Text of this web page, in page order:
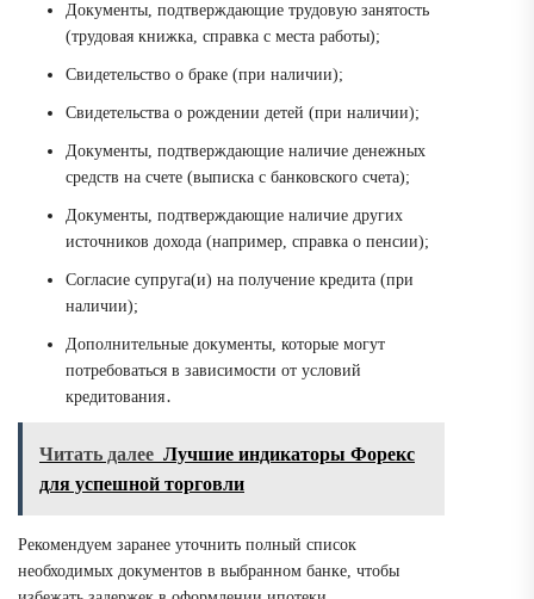
Документы, подтверждающие трудовую занятость
(трудовая книжка, справка с места работы);
Свидетельство о браке (при наличии);
Свидетельства о рождении детей (при наличии);
Документы, подтверждающие наличие денежных
средств на счете (выписка с банковского счета);
Документы, подтверждающие наличие других
источников дохода (например, справка о пенсии);
Согласие супруга(и) на получение кредита (при
наличии);
Дополнительные документы, которые могут
потребоваться в зависимости от условий
кредитования․
Читать далее Лучшие индикаторы Форекс
для успешной торговли
Рекомендуем заранее уточнить полный список
необходимых документов в выбранном банке, чтобы